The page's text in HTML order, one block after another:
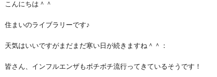
こんにちは＾＾
住まいのライブラリーです♪
天気はいいですがまだまだ寒い日が続きますね＾＾：
皆さん、インフルエンザもボチボチ流行ってきているそうです！